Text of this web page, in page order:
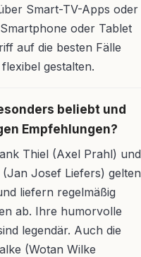
Smart-TV-Apps oder
oder Tablet
auf die besten Fälle
gestalten.
beliebt und
Empfehlungen?
Thiel (Axel Prahl) und
Josef Liefers) gelten
liefern regelmäßig
ab. Ihre humorvolle
legendär. Auch die
(Wotan Wilke